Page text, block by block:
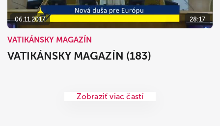
06.11.2017 28:17
VATIKÁNSKY MAGAZÍN
VATIKÁNSKY MAGAZÍN (183)
Zobraziť viac častí